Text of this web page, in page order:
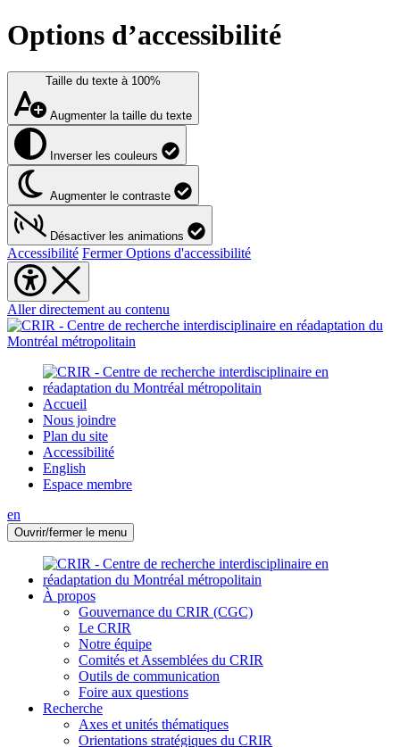
Options d’accessibilité
Taille du texte à 100%
Augmenter la taille du texte
Inverser les couleurs
Augmenter le contraste
Désactiver les animations
Accessibilité Fermer Options d'accessibilité
Aller directement au contenu
Accueil
Nous joindre
Plan du site
Accessibilité
English
Espace membre
en
Ouvrir/fermer le menu
À propos
Gouvernance du CRIR (CGC)
Le CRIR
Notre équipe
Comités et Assemblées du CRIR
Outils de communication
Foire aux questions
Recherche
Axes et unités thématiques
Orientations stratégiques du CRIR